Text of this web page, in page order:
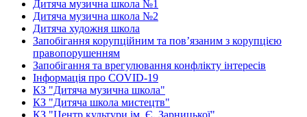
Дитяча музична школа №1
Дитяча музична школа №2
Дитяча художня школа
Запобігання корупційним та пов’язаним з корупцією
правопорушенням
Запобігання та врегулювання конфлікту інтересів
Інформація про COVID-19
КЗ "Дитяча музична школа"
КЗ "Дитяча школа мистецтв"
КЗ "Центр культури ім. Є. Зарницької"